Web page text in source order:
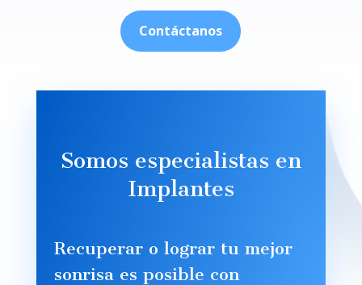
Contáctanos
Somos especialistas en
Implantes
Recuperar o lograr tu mejor
sonrisa es posible con